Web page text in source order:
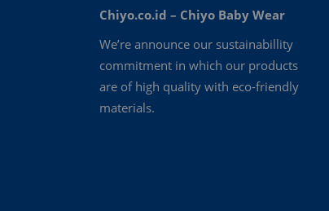
Chiyo.co.id – Chiyo Baby Wear
We’re announce our sustainabillity
commitment in which our products
are of high quality with eco-friendly
materials.